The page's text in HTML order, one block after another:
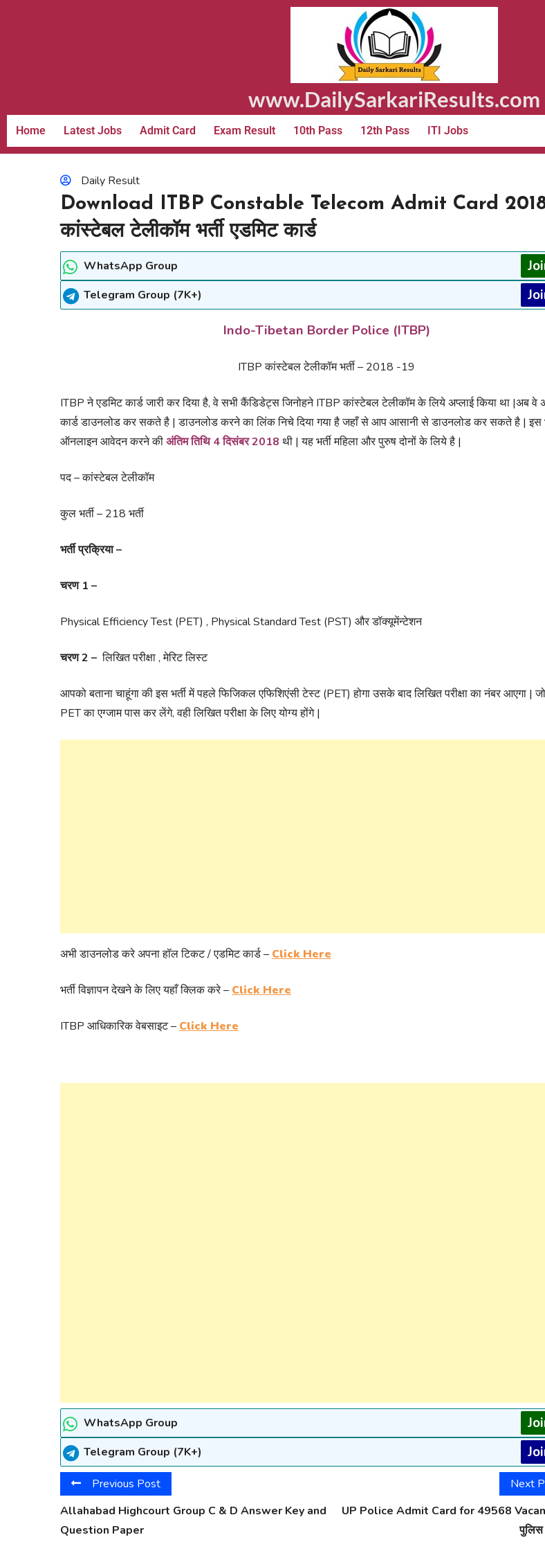
www.DailySarkariResults.com
Home Latest Jobs Admit Card Exam Result 10th Pass 12th Pass ITI Jobs
Daily Result
Download ITBP Constable Telecom Admit Card
कांस्टेबल टेलीकॉम भर्ती एडमिट कार्ड
WhatsApp Group
Telegram Group (7K+)
Indo-Tibetan Border Police (ITBP)
ITBP कांस्टेबल टेलीकॉम भर्ती – 2018 -19
ITBP ने एडमिट कार्ड जारी कर दिया है, वे सभी कैंडिडेट्स जिनोहने ITBP कांस्टेबल टेलीकॉम के लिये अप्लाई किया था |अब वे
कार्ड डाउनलोड कर सकते है | डाउनलोड करने का लिंक निचे दिया गया है जहाँ से आप आसानी से डाउनलोड कर सकते है | इस
ऑनलाइन आवेदन करने कीअंतिम तिथि 4 दिसंबर 2018 थी | यह भर्ती महिला और पुरुष दोनों के लिये है |
पद – कांस्टेबल टेलीकॉम
कुल भर्ती – 218 भर्ती
भर्ती प्रक्रिया –
चरण 1 –
Physical Efficiency Test (PET) , Physical Standard Test (PST) और डॉक्यूमेंन्टेशन
चरण 2 – लिखित परीक्षा , मेरिट लिस्ट
आपको बताना चाहूंगा की इस भर्ती में पहले फिजिकल एफिशिएंसी टेस्ट (PET) होगा उसके बाद लिखित परीक्षा का नंबर आएगा |
PET का एग्जाम पास कर लेंगे, वही लिखित परीक्षा के लिए योग्य होंगे |
अभी डाउनलोड करे अपना हॉल टिकट / एडमिट कार्ड – Click Here
भर्ती विज्ञापन देखने के लिए यहाँ क्लिक करे – Click Here
ITBP आधिकारिक वेबसाइट – Click Here
WhatsApp Group
Telegram Group (7K+)
Previous Post
Allahabad Highcourt Group C & D Answer Key and
Question Paper
Next
UP Police Admit Card for 49568
पुलिस